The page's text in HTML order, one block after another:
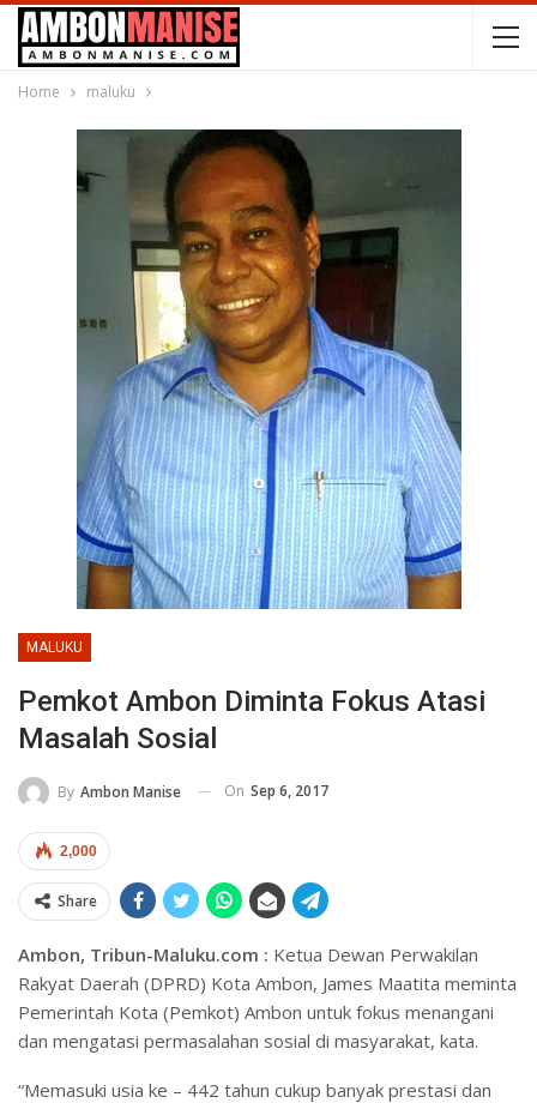
Home maluku
MALUKU
Pemkot Ambon Diminta Fokus Atasi
Masalah Sosial
By Ambon Manise On Sep 6, 2017
2,000
Share
Ambon, Tribun-Maluku.com : Ketua Dewan Perwakilan
Rakyat Daerah (DPRD) Kota Ambon, James Maatita meminta
Pemerintah Kota (Pemkot) Ambon untuk fokus menangani
dan mengatasi permasalahan sosial di masyarakat, kata.
“Memasuki usia ke – 442 tahun cukup banyak prestasi dan